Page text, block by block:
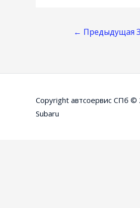
← Предыдущая
Copyright автсоервис СПб ©
Subaru